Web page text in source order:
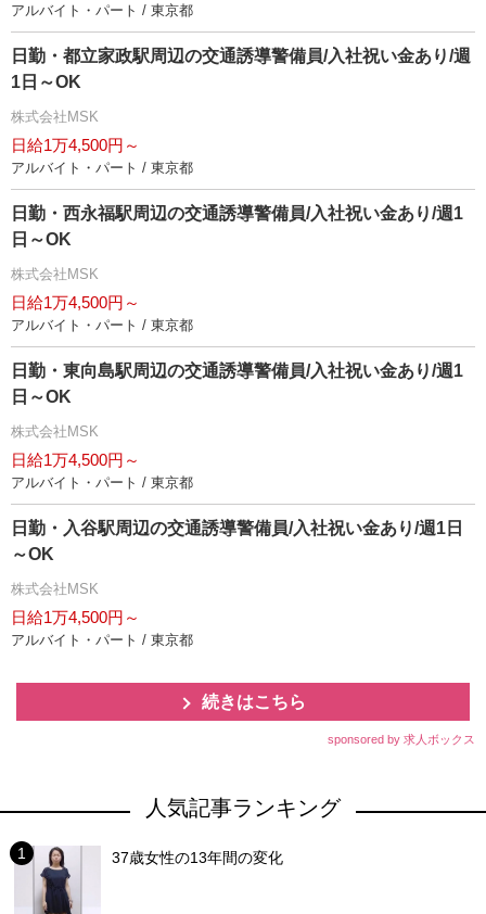
アルバイト・パート / 東京都
日勤・都立家政駅周辺の交通誘導警備員/入社祝い金あり/週
1日～OK
株式会社MSK
日給1万4,500円～
アルバイト・パート / 東京都
日勤・西永福駅周辺の交通誘導警備員/入社祝い金あり/週1
日～OK
株式会社MSK
日給1万4,500円～
アルバイト・パート / 東京都
日勤・東向島駅周辺の交通誘導警備員/入社祝い金あり/週1
日～OK
株式会社MSK
日給1万4,500円～
アルバイト・パート / 東京都
日勤・入谷駅周辺の交通誘導警備員/入社祝い金あり/週1日
～OK
株式会社MSK
日給1万4,500円～
アルバイト・パート / 東京都
続きはこちら
sponsored by 求人ボックス
人気記事ランキング
37歳女性の13年間の変化